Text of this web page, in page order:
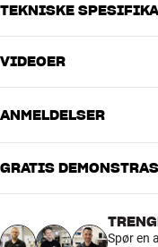
Formation FS Duo fås i sort
Mer fra Bowers & Wilkins
TEKNISKE
DIMENSJONER OG DESIGN
Modell / Variant
Mål (produkt)
VIDEOER
ANMELDELSER
5
GRATIS
Spør en